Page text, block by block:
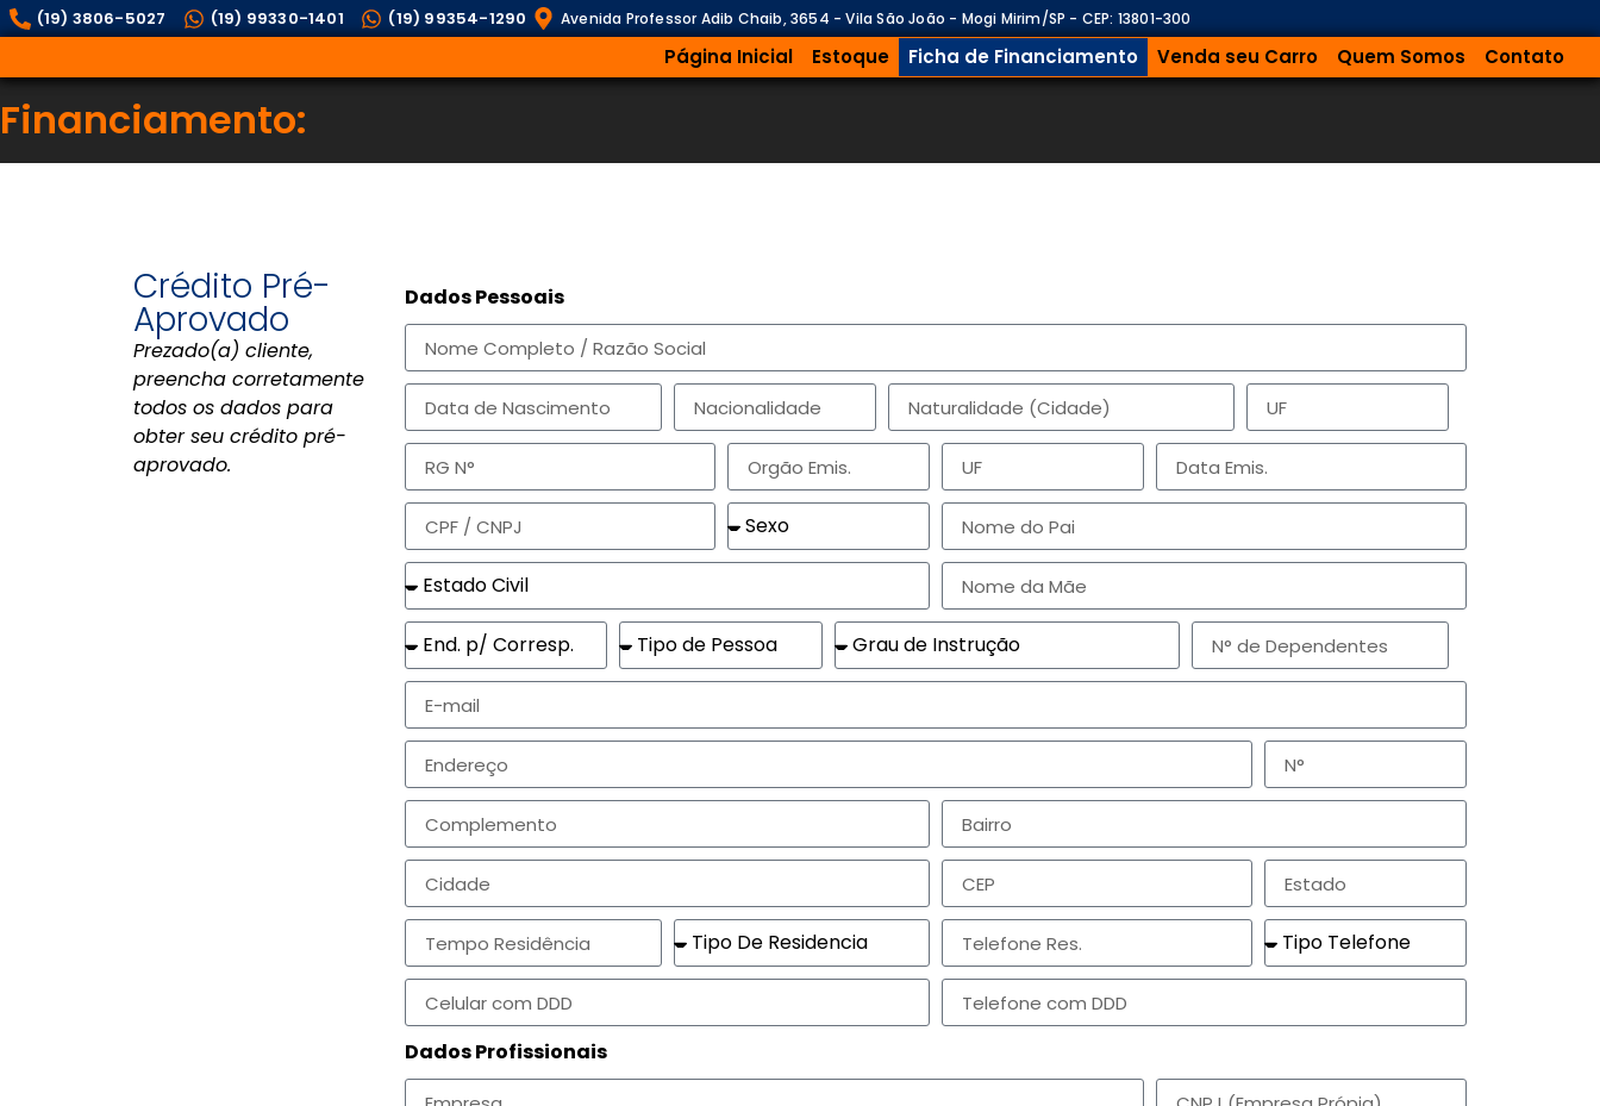
(19) 3806-5027 (19) 99330-1401 (19) 99354-1290 Avenida Professor Adib Chaib, 3654 - Vila São João - Mogi Mirim/SP - CEP: 13801-300
Página Inicial Estoque Ficha de Financiamento Venda seu Carro Quem Somos Contato
Financiamento:
Crédito Pré-
Aprovado
Prezado(a) cliente,
preencha corretamente
todos os dados para
obter seu crédito pré-
aprovado.
Dados Pessoais
Dados Profissionais